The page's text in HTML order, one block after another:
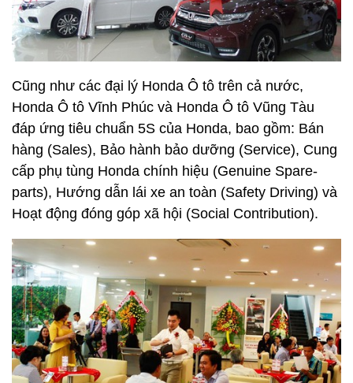
Cũng như các đại lý Honda Ô tô trên cả nước,
Honda Ô tô Vĩnh Phúc và Honda Ô tô Vũng Tàu
đáp ứng tiêu chuẩn 5S của Honda, bao gồm: Bán
hàng (Sales), Bảo hành bảo dưỡng (Service), Cung
cấp phụ tùng Honda chính hiệu (Genuine Spare-
parts), Hướng dẫn lái xe an toàn (Safety Driving) và
Hoạt động đóng góp xã hội (Social Contribution).